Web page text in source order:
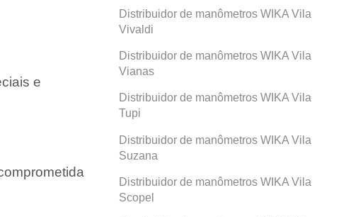
e
Distribuidor de manômetros WIKA Vila
Vivaldi
Distribuidor de manômetros WIKA Vila
Vianas
Distribuidor de manômetros WIKA Vila
Tupi
Distribuidor de manômetros WIKA Vila
Suzana
Distribuidor de manômetros WIKA Vila
Scopel